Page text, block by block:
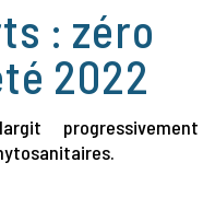
: zéro
2022
progressivement